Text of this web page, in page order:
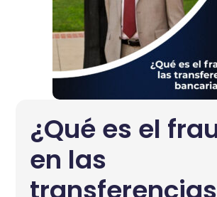
¿Qué es el
en las